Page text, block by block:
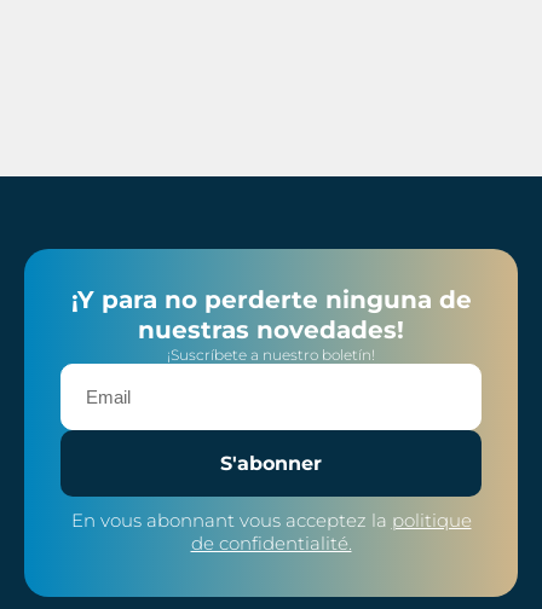
¡Y para no perderte ninguna de
nuestras novedades!
¡Suscríbete a nuestro boletín!
S'abonner
En vous abonnant vous acceptez la politique
de confidentialité.